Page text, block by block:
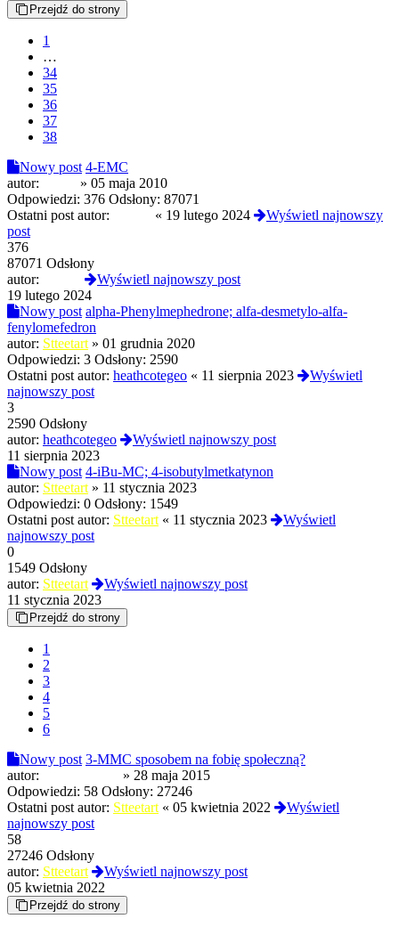
Przejdź do strony
1
…
34
35
36
37
38
Nowy post 4-EMC
autor:
» 05 maja 2010
Odpowiedzi: 376 Odsłony: 87071
Ostatni post autor:
« 19 lutego 2024
Wyświetl najnowszy
post
376
87071 Odsłony
autor:
Wyświetl najnowszy post
19 lutego 2024
Nowy post alpha-Phenylmephedrone; alfa-desmetylo-alfa-
fenylomefedron
autor: Stteetart » 01 grudnia 2020
Odpowiedzi: 3 Odsłony: 2590
Ostatni post autor: heathcotegeo « 11 sierpnia 2023
Wyświetl
najnowszy post
3
2590 Odsłony
autor: heathcotegeo
Wyświetl najnowszy post
11 sierpnia 2023
Nowy post 4-iBu-MC; 4-isobutylmetkatynon
autor: Stteetart » 11 stycznia 2023
Odpowiedzi: 0 Odsłony: 1549
Ostatni post autor: Stteetart « 11 stycznia 2023
Wyświetl
najnowszy post
0
1549 Odsłony
autor: Stteetart
Wyświetl najnowszy post
11 stycznia 2023
Przejdź do strony
1
2
3
4
5
6
Nowy post 3-MMC sposobem na fobię społeczną?
autor:
» 28 maja 2015
Odpowiedzi: 58 Odsłony: 27246
Ostatni post autor: Stteetart « 05 kwietnia 2022
Wyświetl
najnowszy post
58
27246 Odsłony
autor: Stteetart
Wyświetl najnowszy post
05 kwietnia 2022
Przejdź do strony